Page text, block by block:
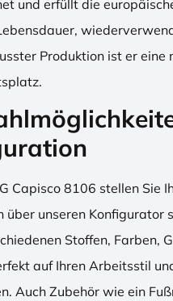
und erfüllt die
Produktion ist er eine
Capisco 8106 stellen Sie
über unseren Konfigurator
Stoffen, Farben,
auf Ihren Arbeitsstil
Auch Zubehör wie ein